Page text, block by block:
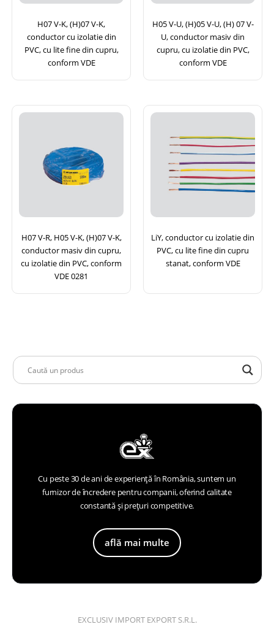
H07 V-K, (H)07 V-K,
conductor cu izolatie din
PVC, cu lite fine din cupru,
conform VDE
H05 V-U, (H)05 V-U, (H) 07 V-
U, conductor masiv din
cupru, cu izolatie din PVC,
conform VDE
H07 V-R, H05 V-K, (H)07 V-K,
conductor masiv din cupru,
cu izolatie din PVC, conform
VDE 0281
LiY, conductor cu izolatie din
PVC, cu lite fine din cupru
stanat, conform VDE
Cu peste 30 de ani de experiență în România, suntem un
furnizor de încredere pentru companii, oferind calitate
constantă și prețuri competitive.
află mai multe
EXCLUSIV IMPORT EXPORT S.R.L.